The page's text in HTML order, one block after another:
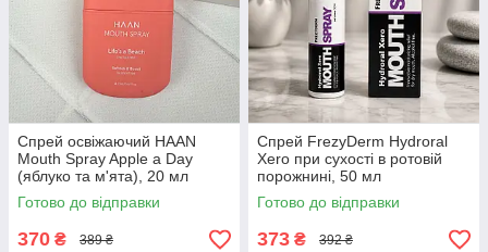
Спрей освіжаючий HAAN
Mouth Spray Apple a Day
(яблуко та м'ята), 20 мл
Рожевий
Готово до відправки
370 ₴ 389 ₴
Спрей FrezyDerm Hydroral
Xero при сухості в ротовій
порожнині, 50 мл
Готово до відправки
373 ₴ 392 ₴